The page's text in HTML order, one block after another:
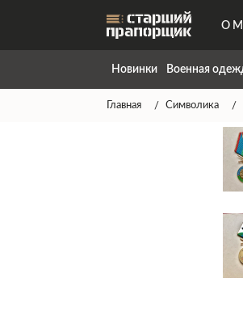
О
Новинки Военная
Главная Символика